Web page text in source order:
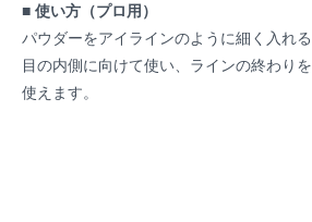
■ 使い方（プロ用）
パウダーをアイラインのように細く入れ
目の内側に向けて使い、ラインの終わり
使えます。